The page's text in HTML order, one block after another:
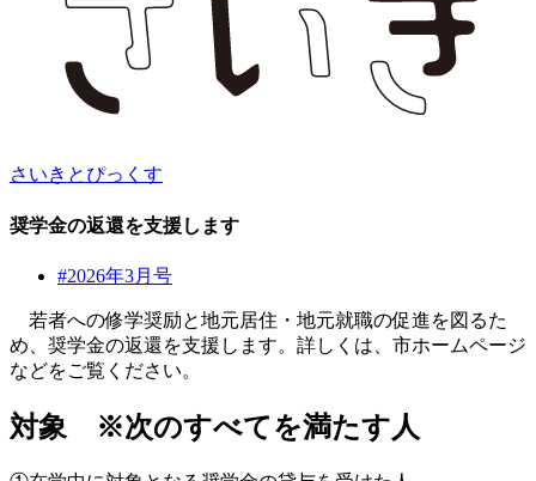
さいきとぴっくす
奨学金の返還を支援します
#2026年3月号
若者への修学奨励と地元居住・地元就職の促進を図るた
め、奨学金の返還を支援します。詳しくは、市ホームページ
などをご覧ください。
対象 ※次のすべてを満たす人